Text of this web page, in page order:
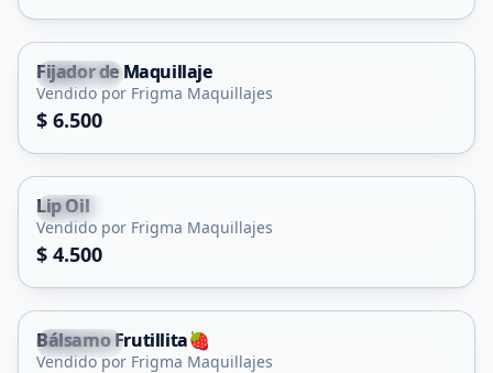
Capital
Fijador de Maquillaje
Vendido por Frigma Maquillajes
$ 6.500
Capital
Lip Oil
Vendido por Frigma Maquillajes
$ 4.500
Capital
Bálsamo Frutillita🍓
Vendido por Frigma Maquillajes